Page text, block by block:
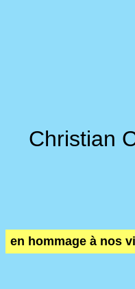
Christian
en hommage à nos